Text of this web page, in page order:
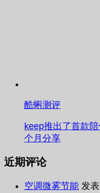
酷蝌测评
keep推出了首款
个月分享
近期评论
空调微雾节能 发